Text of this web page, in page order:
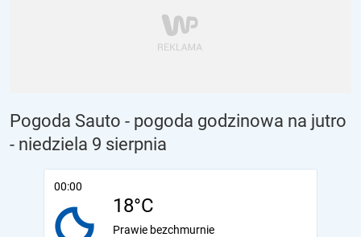
Pogoda Sauto - pogoda godzinowa na jutro
- niedziela 9 sierpnia
00:00
18°C
Prawie bezchmurnie